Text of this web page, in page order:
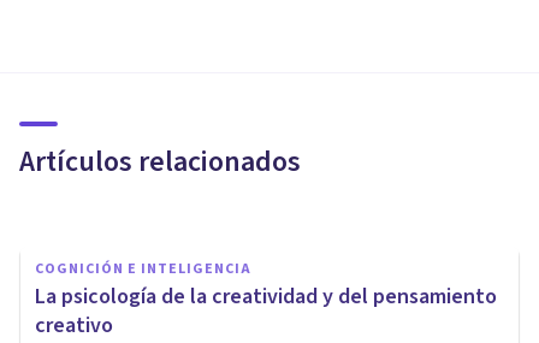
Artículos relacionados
largo de la historia
COGNICIÓN E INTELIGENCIA
​La psicología de la creatividad y del pensamiento
creativo